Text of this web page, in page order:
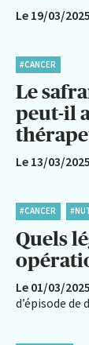
Le 19/03/2025
#CANCER
Le
peut-il
Le 13/03/2025
#CANCER
Quels
Le 01/03/2025
d’épisode de